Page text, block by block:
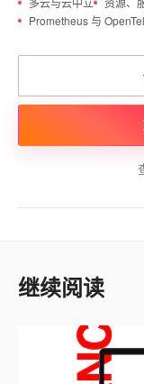
Prometheus 与
继续阅读